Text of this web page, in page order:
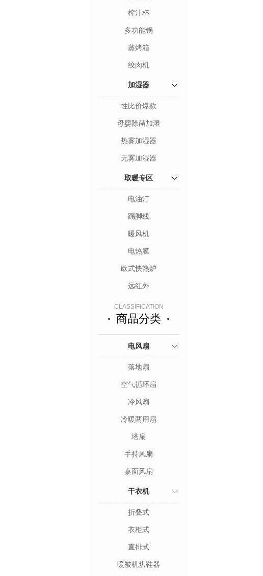
榨汁杯
多功能锅
蒸烤箱
绞肉机
加湿器
性比价爆款
母婴除菌加湿
热雾加湿器
无雾加湿器
取暖专区
电油汀
踢脚线
暖风机
电热膜
欧式快热炉
远红外
CLASSIFICATION
商品分类
电风扇
落地扇
空气循环扇
冷风扇
冷暖两用扇
塔扇
手持风扇
桌面风扇
干衣机
折叠式
衣柜式
直排式
暖被机烘鞋器